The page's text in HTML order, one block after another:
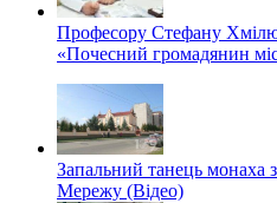
Професору Стефану
«Почесний громадянин
Запальний танець монаха
Мережу (Відео)